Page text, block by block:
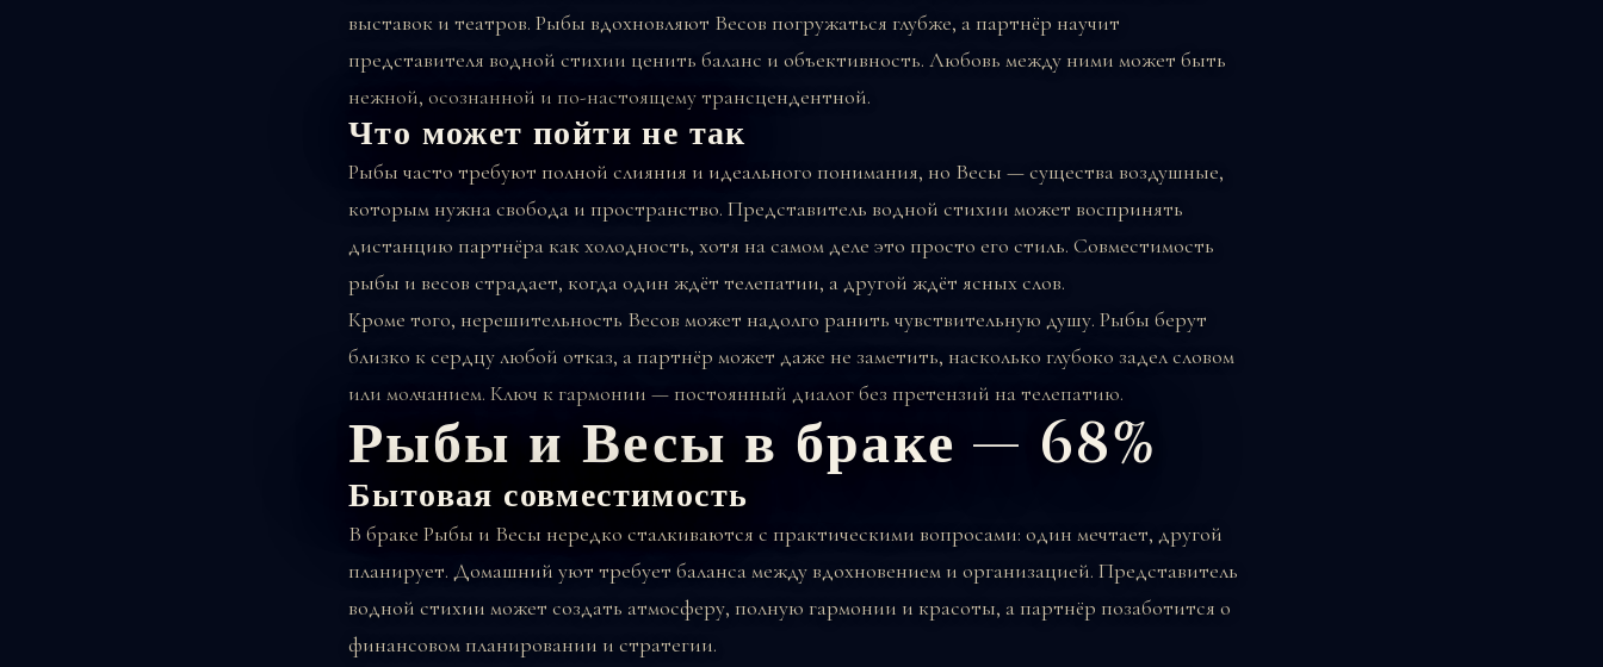
выставок и театров. Рыбы вдохновляют Весов погружаться глубже, а партнёр научит
представителя водной стихии ценить баланс и объективность. Любовь между ними может быть
нежной, осознанной и по-настоящему трансцендентной.
Что может пойти не так
Рыбы часто требуют полной слияния и идеального понимания, но Весы — существа воздушные,
которым нужна свобода и пространство. Представитель водной стихии может воспринять
дистанцию партнёра как холодность, хотя на самом деле это просто его стиль. Совместимость
рыбы и весов страдает, когда один ждёт телепатии, а другой ждёт ясных слов.
Кроме того, нерешительность Весов может надолго ранить чувствительную душу. Рыбы берут
близко к сердцу любой отказ, а партнёр может даже не заметить, насколько глубоко задел словом
или молчанием. Ключ к гармонии — постоянный диалог без претензий на телепатию.
Рыбы и Весы в браке — 68%
Бытовая совместимость
В браке Рыбы и Весы нередко сталкиваются с практическими вопросами: один мечтает, другой
планирует. Домашний уют требует баланса между вдохновением и организацией. Представитель
водной стихии может создать атмосферу, полную гармонии и красоты, а партнёр позаботится о
финансовом планировании и стратегии.